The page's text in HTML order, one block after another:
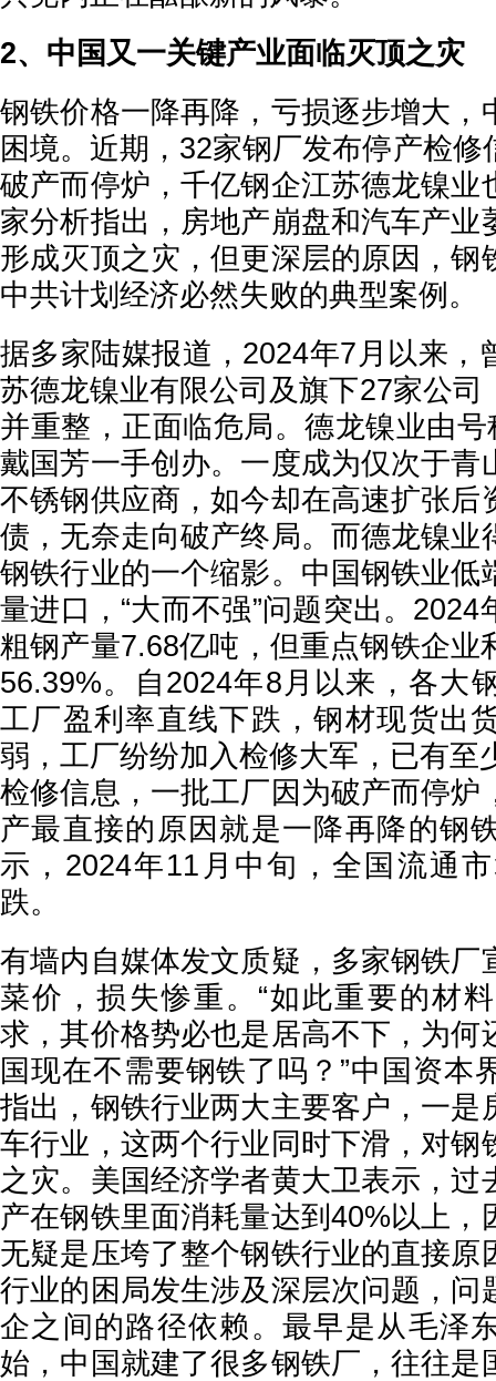
2、中国又一关键产业面临灭顶之灾
钢铁价格一降再降，亏损逐步增大，
困境。近期，32家钢厂发布停产检
破产而停炉，千亿钢企江苏德龙镍业
家分析指出，房地产崩盘和汽车产业
形成灭顶之灾，但更深层的原因，钢
中共计划经济必然失败的典型案例。
据多家陆媒报道，2024年7月以来，
苏德龙镍业有限公司及旗下27家公司
并重整，正面临危局。德龙镍业由号
戴国芳一手创办。一度成为仅次于青
不锈钢供应商，如今却在高速扩张后
债，无奈走向破产终局。而德龙镍业
钢铁行业的一个缩影。中国钢铁业低
量进口，“大而不强”问题突出。
粗钢产量7.68亿吨，但重点钢铁企业
56.39%。自2024年8月以来，各大
工厂盈利率直线下跌，钢材现货出
弱，工厂纷纷加入检修大军，已有至
检修信息，一批工厂因为破产而停炉
产最直接的原因就是一降再降的钢
示，2024年11月中旬，全国流通
跌。
有墙内自媒体发文质疑，多家钢铁厂
菜价，损失惨重。“如此重要的材
求，其价格势必也是居高不下，为何
国现在不需要钢铁了吗？”中国资本
指出，钢铁行业两大主要客户，一是
车行业，这两个行业同时下滑，对钢
之灾。美国经济学者黄大卫表示，过
产在钢铁里面消耗量达到40%以上，
无疑是压垮了整个钢铁行业的直接原
行业的困局发生涉及深层次问题，问
企之间的路径依赖。最早是从毛泽
始，中国就建了很多钢铁厂，往往是